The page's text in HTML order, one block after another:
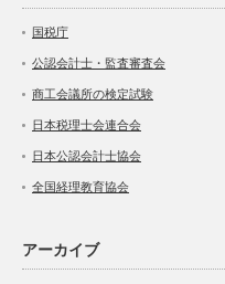
国税庁
公認会計士・監査審査会
商工会議所の検定試験
日本税理士会連合会
日本公認会計士協会
全国経理教育協会
アーカイブ